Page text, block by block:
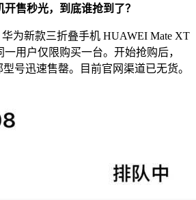
售秒光，到底谁抢到了？
华为新款三折叠手机 HUAWEI Mate XT
用户仅限购买一台。开始抢购后，
号迅速售罄。目前官网渠道已无货。